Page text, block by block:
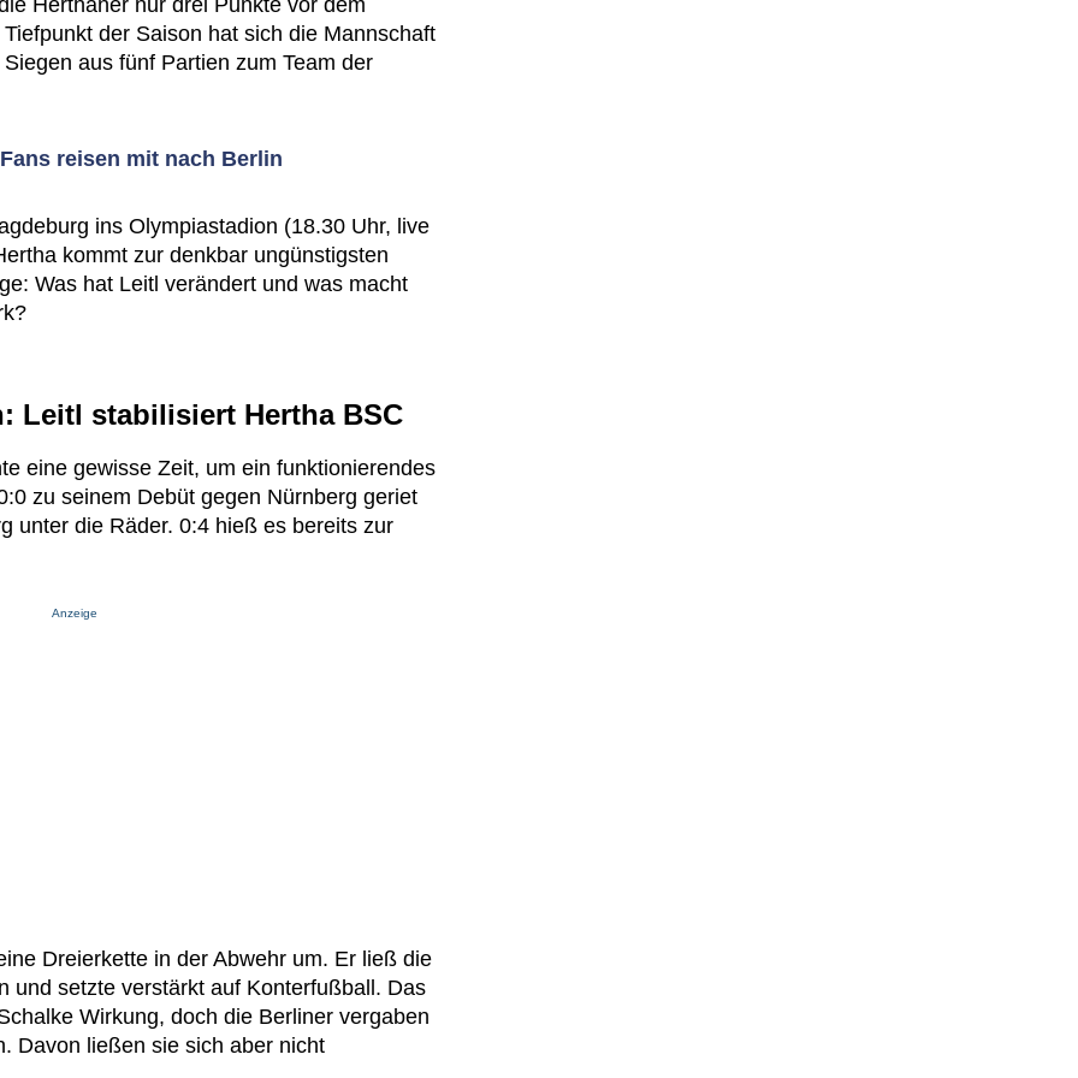
Herthaner nur drei Punkte vor dem
der Saison hat sich die Mannschaft
aus fünf Partien zum Team der
reisen mit nach Berlin
ins Olympiastadion (18.30 Uhr, live
kommt zur denkbar ungünstigsten
Was hat Leitl verändert und was macht
Leitl stabilisiert Hertha BSC
eine gewisse Zeit, um ein funktionierendes
zu seinem Debüt gegen Nürnberg geriet
unter die Räder. 0:4 hieß es bereits zur
Anzeige
Dreierkette in der Abwehr um. Er ließ die
und setzte verstärkt auf Konterfußball. Das
Wirkung, doch die Berliner vergaben
Davon ließen sie sich aber nicht